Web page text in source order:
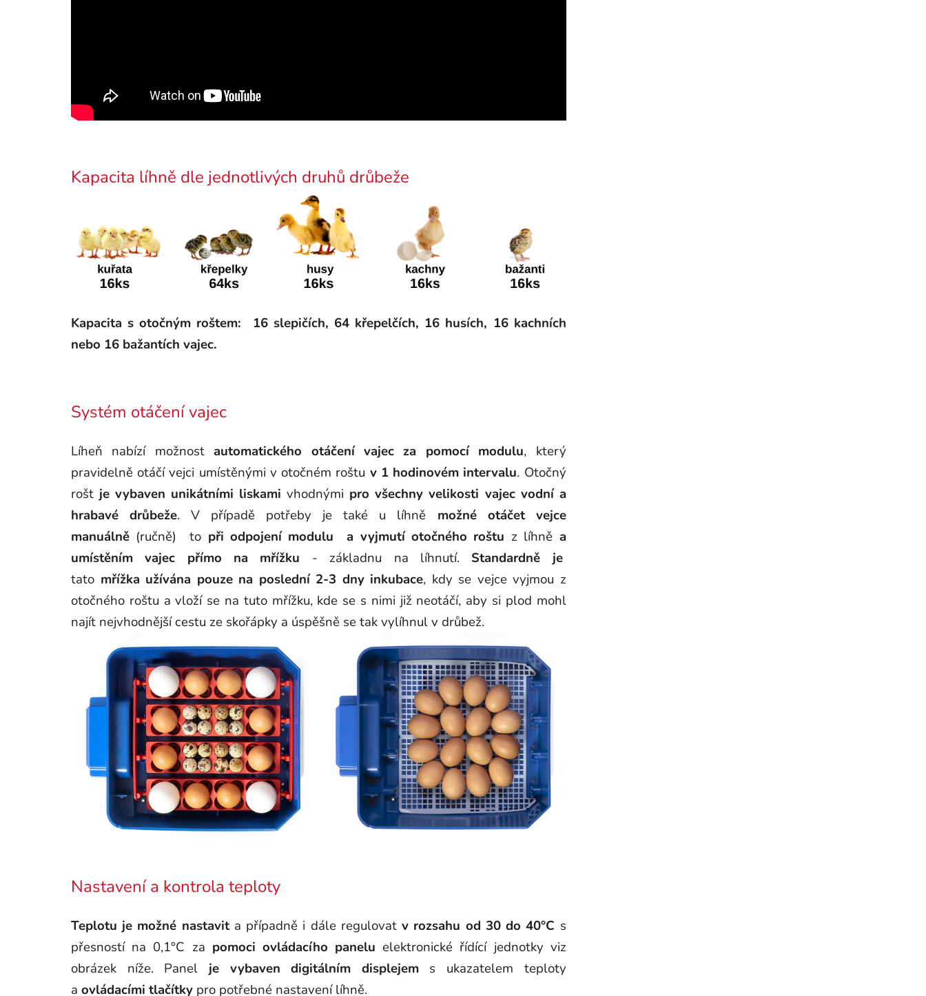
Kapacita líhně dle jednotlivých druhů drůbeže
Kapacita s otočným roštem: 16 slepičích, 64 křepelčích, 16 husích, 16 kachních
nebo 16 bažantích vajec.
Systém otáčení vajec
Líheň nabízí možnostautomatického otáčení vajec za pomocí modulu, který
pravidelně otáčí vejci umístěnými v otočném roštu v 1 hodinovém intervalu. Otočný
rošt je vybaven unikátními liskamivhodnými pro všechny velikosti vajec vodní a
hrabavé drůbeže. V případě potřeby je také u líhně možné otáčet vejce
manuálně (ručně) to při odpojení modulu a vyjmutí otočného roštu z líhně a
umístěním vajec přímo na mřížku - základnu na líhnutí. Standardně je
tato mřížka užívána pouze na poslední 2-3 dny inkubace, kdy se vejce vyjmou z
otočného roštu a vloží se na tuto mřížku, kde se s nimi již neotáčí, aby si plod mohl
najít nejvhodnější cestu ze skořápky a úspěšně se tak vylíhnul v drůbež.
Nastavení a kontrola teploty
Teplotu je možné nastavita případně i dále regulovatv rozsahu od 30 do 40°C s
přesností na 0,1°C za pomoci ovládacího paneluelektronické řídící jednotky viz
obrázek níže. Panel je vybaven digitálním displejems ukazatelem teploty
a ovládacími tlačítky pro potřebné nastavení líhně.